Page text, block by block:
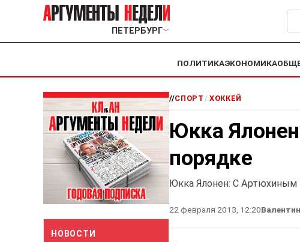
ПЕТЕРБУРГ﹀
ПОЛИТИКАЭКОНОМИКА
НОВОСТИ
//СПОРТ / ХОККЕЙ
Юкка
порядке
Юкка Ялонен: С Артюхиным
22 февраля 2013, 12:20